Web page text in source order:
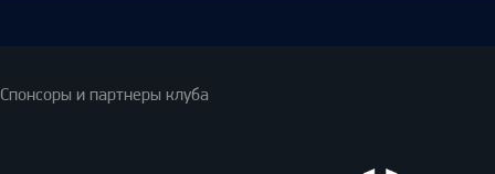
Спонсоры и партнеры клуба